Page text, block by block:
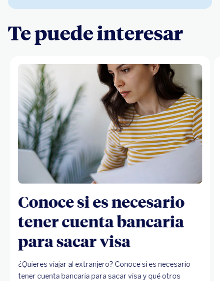
Te puede interesar
Conoce si es necesario
tener cuenta bancaria
para sacar visa
¿Quieres viajar al extranjero? Conoce si es necesario
tener cuenta bancaria para sacar visa y qué otros